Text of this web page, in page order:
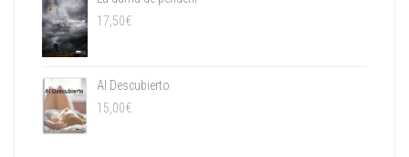
17,50€
Al Descubierto
15,00€